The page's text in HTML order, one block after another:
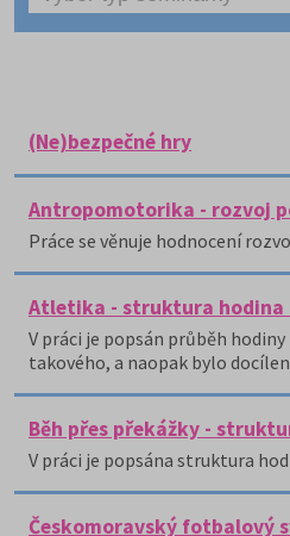
(Ne)bezpečné hry
Antropomotorika - rozvoj
Práce se věnuje hodnocení
Atletika - struktura hodina
V práci je popsán průběh
takového, a naopak bylo
Běh přes překážky -
V práci je popsána struktura
Českomoravský fotbalový